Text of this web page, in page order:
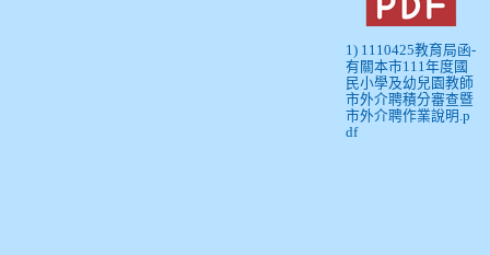
1) 1110425教育局函-
有關本市111年度國
民小學及幼兒園教師
市外介聘積分審查暨
市外介聘作業說明.p
df